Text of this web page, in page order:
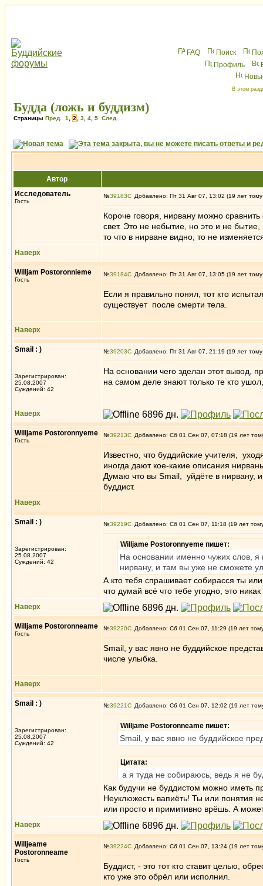
FAQ Поиск
Профиль
В этом
Будда (ложь и буддизм)
Страницы Пред. 1 2 3 4 5 След.
Автор
Исследователь
Гость
№39183 Добавлено: Пт 31 Авг 07, 13:02 (19 лет
Короче говоря, нирвану можно
свет. Это не небытие, но это и не
то что в нирване видно, то не
Наверх
Willjam Postoronnieme
Гость
№39184 Добавлено: Пт 31 Авг 07, 13:05 (19 лет
Если я правильно понял, тот кто
существует после смерти тела.
Наверх
Smail : )
Зарегистрирован:
25.08.2007
Суждений: 42
№39203 Добавлено: Пт 31 Авг 07, 21:19 (19 лет
На основании чего зделан этот вывод,
на самом деле знают только те кто
Наверх
Willjame Postoronnyeme
Гость
№39213 Добавлено: Сб 01 Сен 07, 07:18 (19 лет
Известно, что буддийские учителя,
иногда дают кое-какие описания
Думаю что вы Smail, уйдёте в нирвану,
буддист.
Наверх
Smail : )
Зарегистрирован:
25.08.2007
Суждений: 42
№39219 Добавлено: Сб 01 Сен 07, 11:18 (19 лет
Willjame Postoronnyeme пишет:
На основании именно чужих слов,
нирвану, и там вы уже не сможете
А кто тебя спрашивает собирасся ты
что думай всё что тебе угодно, это
Наверх
Willjame Postoronneame
Гость
№39220 Добавлено: Сб 01 Сен 07, 11:29 (19 лет
Smail, у вас явно не буддийское
числе улыбка.
Наверх
Smail : )
Зарегистрирован:
25.08.2007
Суждений: 42
№39221 Добавлено: Сб 01 Сен 07, 12:02 (19 лет
Willjame Postoronneame пишет:
Smail, у вас явно не буддийское
Цитата:
а я туда не собираюсь, ведь я не
Как будучи не буддистом можно иметь
Неуклюжесть вапиёть! Ты или понятия
или просто и примитивно врёшь. А
Наверх
Willjeame
Postoronneame
Гость
№39224 Добавлено: Сб 01 Сен 07, 13:24 (19 лет
Буддист, - это тот кто ставит целью,
кто уже это обрёл или исполнил.